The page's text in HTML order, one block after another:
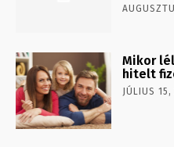
Mikor
hitelt
JÚLIUS